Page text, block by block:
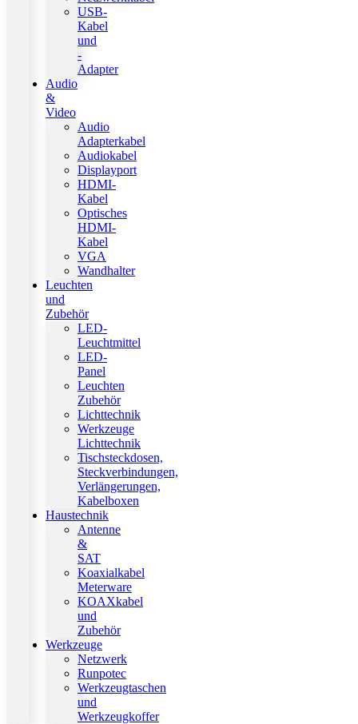
USB-
Kabel
und
-
Adapter
Audio
&
Video
Audio
Adapterkabel
Audiokabel
Displayport
HDMI-
Kabel
Optisches
HDMI-
Kabel
VGA
Wandhalter
Leuchten
und
Zubehör
LED-
Leuchtmittel
LED-
Panel
Leuchten
Zubehör
Lichttechnik
Werkzeuge
Lichttechnik
Tischsteckdosen,
Steckverbindungen,
Verlängerungen,
Kabelboxen
Haustechnik
Antenne
&
SAT
Koaxialkabel
Meterware
KOAXkabel
und
Zubehör
Werkzeuge
Netzwerk
Runpotec
Werkzeugtaschen
und
Werkzeugkoffer